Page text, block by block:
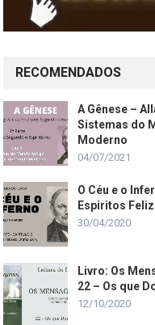
RECOMENDADOS
A Gênese –
Sistemas do
Moderno
04/07/2021
O Céu e o
Espiritos
30/04/2020
Livro: Os
22 – Os que
12/10/2020